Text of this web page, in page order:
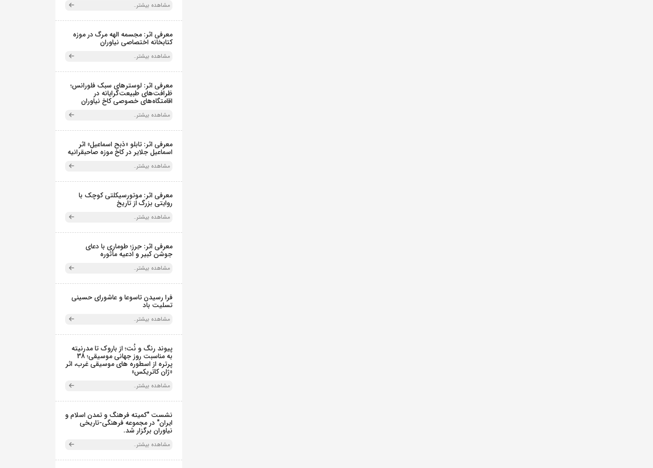
مشاهده بیشتر..
معرفی اثر: مجسمه الهه مرگ در موزه
کتابخانه اختصاصی نیاوران
مشاهده بیشتر..
معرفی اثر: لوسترهای سبک فلورانس؛
ظرافت‌های طبیعت‌گرایانه در
اقامتگاه‌های خصوصی کاخ نیاوران
مشاهده بیشتر..
معرفی اثر: تابلو «ذبح اسماعیل» اثر
اسماعیل جلایر در کاخ موزه صاحبقرانیه
مشاهده بیشتر..
معرفی اثر: موتورسیکلتی کوچک با
روایتی بزرگ از تاریخ
مشاهده بیشتر..
معرفی اثر: حِرز؛ طوماری با دعای
جوشن کبیر و ادعیه مأثوره
مشاهده بیشتر..
فرا رسیدن تاسوعا و عاشورای حسینی
تسلیت باد
مشاهده بیشتر..
پیوند رنگ و نُت؛ از باروک تا مدرنیته
به مناسبت روز جهانی موسیقی؛ 38
پرتره از اسطوره های موسیقی غرب، اثر
«ژان کاتریکس»
مشاهده بیشتر..
نشست "کمیته فرهنگ و تمدن اسلام و
ایران" در مجموعه فرهنگی‌-تاریخی
نیاوران برگزار شد.
مشاهده بیشتر..